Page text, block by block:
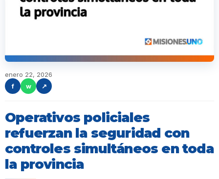
enero 22, 2026
f
w ↗
Operativos policiales
refuerzan la seguridad con
controles simultáneos en toda
la provincia